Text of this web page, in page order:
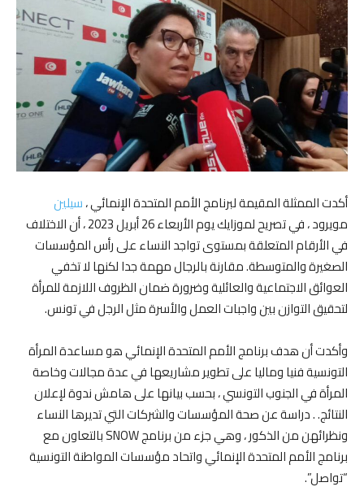
أكدت الممثلة المقيمة لبرنامج الأمم المتحدة الإنمائي ،سيلين
مويرود ، في تصريح لموزايك يوم الأربعاء 26 أبريل 2023 ، أن الاختلاف
في الأرقام المتعلقة بمستوى تواجد النساء على رأس المؤسسات
الصغيرة والمتوسطة. مقارنة بالرجال مهمة جدا لكنها لا تخفي
العوائق الاجتماعية والعائلية وضرورة ضمان الظروف اللازمة للمرأة
لتحقيق التوازن بين واجبات العمل والأسرة مثل الرجل في تونس.
وأكدت أن هدف برنامج الأمم المتحدة الإنمائي هو مساعدة المرأة
التونسية فنيا وماليا على تطوير مشاريعها في عدة مجالات وخاصة
المرأة في الجنوب التونسي ، بحسب بيانها على هامش ندوة لإعلان
النتائج. . دراسة عن صحة المؤسسات والشركات التي تديرها النساء
ونظرائهن من الذكور ، وهي جزء من برنامج SNOW بالتعاون مع
برنامج الأمم المتحدة الإنمائي واتحاد مؤسسات المواطنة التونسية
“تواصل”.